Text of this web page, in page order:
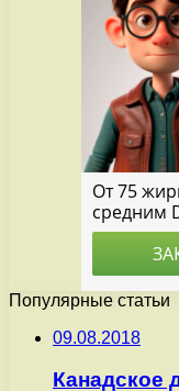
Популярные статьи
09.08.2018
Канадское